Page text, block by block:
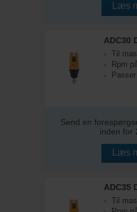
Læs
Til
Rpm
Send en
inden for
Læs
Til